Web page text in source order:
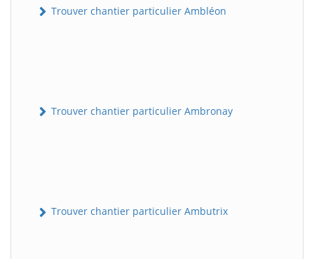
Trouver chantier particulier Ambléon
Trouver chantier particulier Ambronay
Trouver chantier particulier Ambutrix